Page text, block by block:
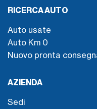
RICERCA AUTO
Auto usate
Auto Km 0
Nuovo pronta
AZIENDA
Sedi